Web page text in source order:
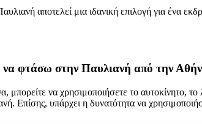
αποτελεί μια ιδανική επιλογή για ένα
να φτάσω στην Παυλιανή από την
μπορείτε να χρησιμοποιήσετε το αυτοκίνητο,
Επίσης, υπάρχει η δυνατότητα να